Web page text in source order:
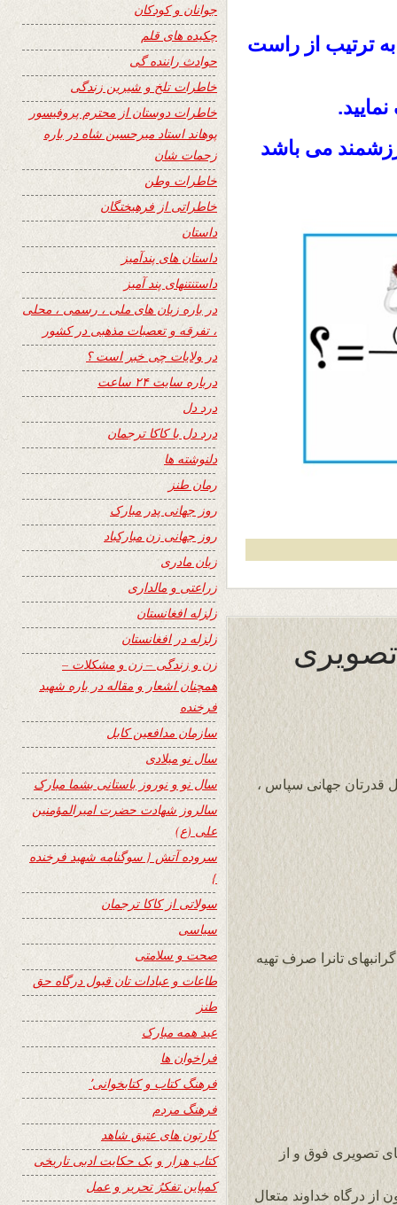
ترتیب از راست
می باشد
قدرتان جهانی سپاس ،
تانرا صرف تهیه
تصویری فوق و از
از درگاه خداوند متعال
جوانان و کودکان
چکیده های قلم
حوادث راننده گی
خاطرات تلخ و شیرین زندگی
خاطرات دوستان از محترم پروفیسور
پوهاند استاد میرحسین شاه در باره
زحمات شان
خاطرات وطن
خاطراتی از فرهیختگان
داستان
داستان های پندآمیز
داستنتنهای پند آمیز
در باره زبان های ملی ، رسمی ، محلی
، تفرقه و تعصبات مذهبی در کشور
در ولایات چی خبر است ؟
درباره سایت ۲۴ ساعت
درد دل
درد دل با کاکا ترجمان
دلنوشته ها
رمان طنز
روز جهانی پدر مبارک
روز جهانی زن مبارکباد
زبان مادری
زراعتی و مالداری
زلزله افغانستان
زلزله در افغانستان
زن و زندگی – زن و مشکلات –
همچنان اشعار و مقاله در باره شهید
فرخنده
سازمان مدافعین کابل
سال نو میلادی
سال نو و نوروز باستانی بشما مبارک
سالروز شهادت حضرت امیرالمؤمنین
علی (ع)
سروده آتش { سوگنامه شهید فرخنده
}
سولاتی از کاکا ترجمان
سیاسی
صحت و سلامتی
طاعات و عبادات تان قبول درگاه حق
طنز
عید همه مبارک
فراخوان ها
فرهنگ کتاب و کتابخوانی٬
فرهنگ مردم
کارتون های عتیق شاهد
کتاب هزار و یک حکایت ادبی تاریخی
کمپاین تفکرُ تحریر و عمل